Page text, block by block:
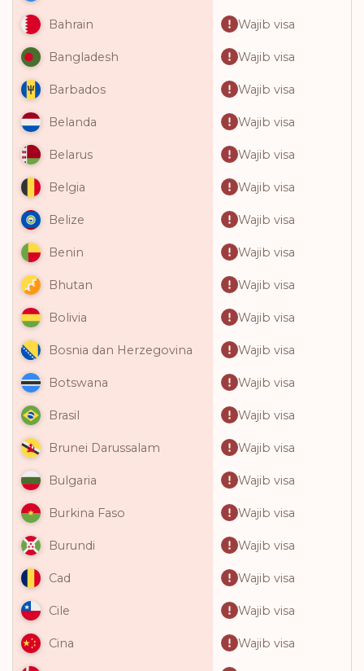
Bahrain Wajib visa
Bangladesh Wajib visa
Barbados Wajib visa
Belanda Wajib visa
Belarus Wajib visa
Belgia Wajib visa
Belize Wajib visa
Benin Wajib visa
Bhutan Wajib visa
Bolivia Wajib visa
Bosnia dan Herzegovina Wajib visa
Botswana Wajib visa
Brasil Wajib visa
Brunei Darussalam Wajib visa
Bulgaria Wajib visa
Burkina Faso Wajib visa
Burundi Wajib visa
Cad Wajib visa
Cile Wajib visa
Cina Wajib visa